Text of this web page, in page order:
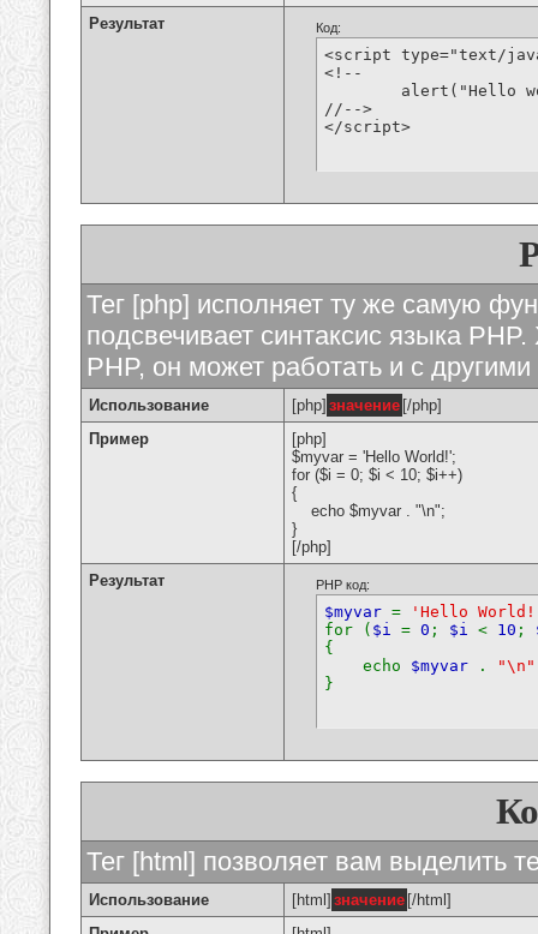
Результат
Код:
<script type="text/
<!--
//-->
</script>
Тег [php] исполняет ту же самую
подсвечивает синтаксис языка
PHP, он может работать и с
Использование [php] значение [/php]
Пример
[php]
$myvar = 'Hello World!';
for ($i = 0; $i < 10; $i++)
{
echo $myvar . "\n";
}
[/php]
Результат
PHP код:
$myvar =
'Hello
for ( $i = 0 ; $i < 10 ;
{
echo $myvar . "\n"
}
Тег [html] позволяет вам выделить
Использование [html] значение [/html]